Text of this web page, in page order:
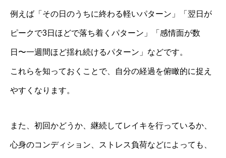
例えば「その日のうちに終わる軽いパターン」「翌日が
ピークで3日ほどで落ち着くパターン」「感情面が数
日〜一週間ほど揺れ続けるパターン」などです。
これらを知っておくことで、自分の経過を俯瞰的に捉え
やすくなります。
また、初回かどうか、継続してレイキを行っているか、
心身のコンディション、ストレス負荷などによっても、